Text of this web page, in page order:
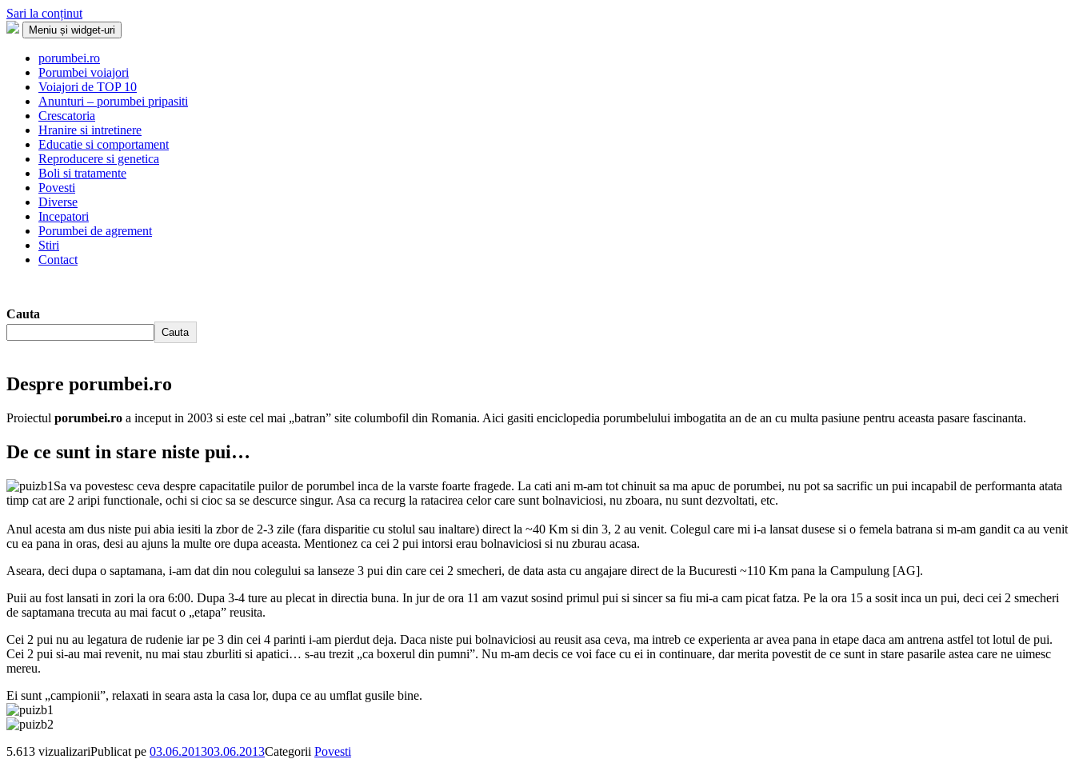
Sari la conținut
Porumbei.ro
Enciclopedia porumbelului
Meniu și widget-uri
porumbei.ro
Porumbei voiajori
Voiajori de TOP 10
Anunturi – porumbei pripasiti
Crescatoria
Hranire si intretinere
Educatie si comportament
Reproducere si genetica
Boli si tratamente
Povesti
Diverse
Incepatori
Porumbei de agrement
Stiri
Contact
Cauta
Cauta
Despre porumbei.ro
Proiectul porumbei.ro a inceput in 2003 si este cel mai „batran” site columbofil din Romania. Aici gasiti enciclopedia porumbelului imbogatita an de an cu multa pasiune pentru aceasta pasare fascinanta.
De ce sunt in stare niste pui…
Sa va povestesc ceva despre capacitatile puilor de porumbel inca de la varste foarte fragede. La cati ani m-am tot chinuit sa ma apuc de porumbei, nu pot sa sacrific un pui incapabil de performanta atata
timp cat are 2 aripi functionale, ochi si cioc sa se descurce singur. Asa ca recurg la ratacirea celor care sunt bolnaviciosi, nu zboara, nu sunt dezvoltati, etc.
Anul acesta am dus niste pui abia iesiti la zbor de 2-3 zile (fara disparitie cu stolul sau inaltare) direct la ~40 Km si din 3, 2 au venit. Colegul care mi i-a lansat dusese si o femela batrana si m-am gandit ca au venit
cu ea pana in oras, desi au ajuns la multe ore dupa aceasta. Mentionez ca cei 2 pui intorsi erau bolnaviciosi si nu zburau acasa.
Aseara, deci dupa o saptamana, i-am dat din nou colegului sa lanseze 3 pui din care cei 2 smecheri, de data asta cu angajare direct de la Bucuresti ~110 Km pana la Campulung [AG].
Puii au fost lansati in zori la ora 6:00. Dupa 3-4 ture au plecat in directia buna. In jur de ora 11 am vazut sosind primul pui si sincer sa fiu mi-a cam picat fatza. Pe la ora 15 a sosit inca un pui, deci cei 2 smecheri
de saptamana trecuta au mai facut o „etapa” reusita.
Cei 2 pui nu au legatura de rudenie iar pe 3 din cei 4 parinti i-am pierdut deja. Daca niste pui bolnaviciosi au reusit asa ceva, ma intreb ce experienta ar avea pana in etape daca am antrena astfel tot lotul de pui.
Cei 2 pui si-au mai revenit, nu mai stau zburliti si apatici… s-au trezit „ca boxerul din pumni”. Nu m-am decis ce voi face cu ei in continuare, dar merita povestit de ce sunt in stare pasarile astea care ne uimesc
mereu.
Ei sunt „campionii”, relaxati in seara asta la casa lor, dupa ce au umflat gusile bine.
5.613 vizualizariPublicat pe 03.06.201303.06.2013Categorii Povesti